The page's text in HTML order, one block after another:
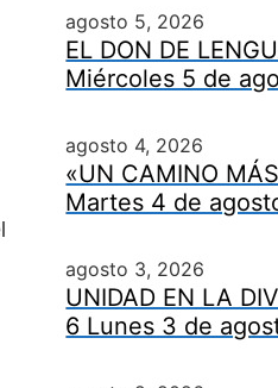
agosto 5, 2026
EL DON DE
Miércoles 5 de
agosto 4, 2026
«UN CAMINO MÁS
Martes 4 de
agosto 3, 2026
UNIDAD EN LA
6 Lunes 3 de